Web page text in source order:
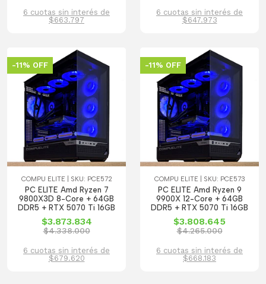
6 cuotas sin interés de
$663.797
6 cuotas sin interés de
$647.973
-11% OFF
COMPU ELITE | SKU: PCE572
PC ELITE Amd Ryzen 7
9800X3D 8-Core + 64GB
DDR5 + RTX 5070 Ti 16GB
$3.873.834
$4.338.000
6 cuotas sin interés de
$679.620
-11% OFF
COMPU ELITE | SKU: PCE573
PC ELITE Amd Ryzen 9
9900X 12-Core + 64GB
DDR5 + RTX 5070 Ti 16GB
$3.808.645
$4.265.000
6 cuotas sin interés de
$668.183